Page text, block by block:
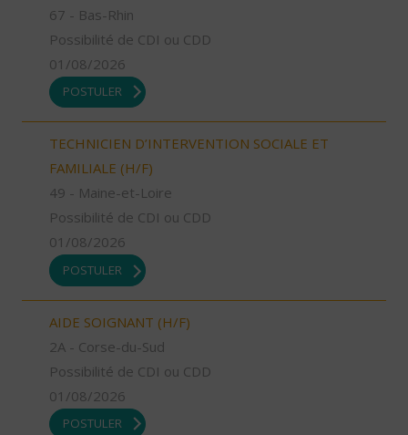
67 - Bas-Rhin
Possibilité de CDI ou CDD
01/08/2026
POSTULER
TECHNICIEN D’INTERVENTION SOCIALE ET
FAMILIALE (H/F)
49 - Maine-et-Loire
Possibilité de CDI ou CDD
01/08/2026
POSTULER
AIDE SOIGNANT (H/F)
2A - Corse-du-Sud
Possibilité de CDI ou CDD
01/08/2026
POSTULER